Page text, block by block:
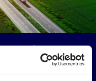
Umwelt
Dortmund von LKWs